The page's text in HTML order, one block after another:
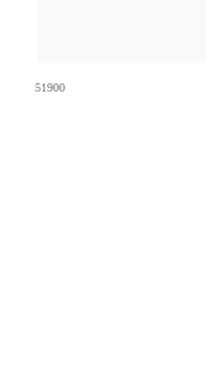
51900